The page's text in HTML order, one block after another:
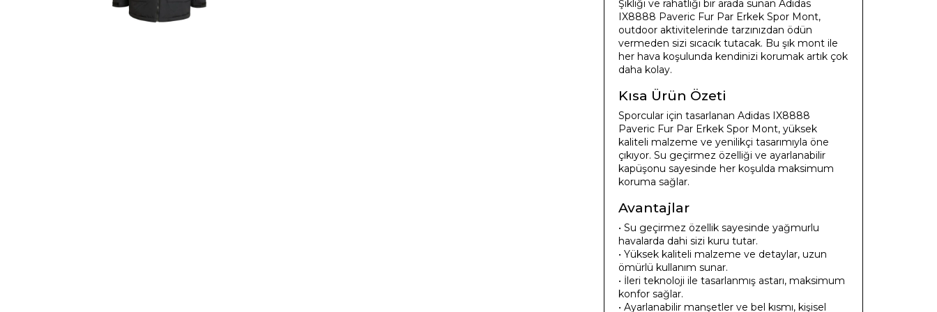
Şıklığı ve rahatlığı bir arada sunan Adidas
IX8888 Paveric Fur Par Erkek Spor Mont,
outdoor aktivitelerinde tarzınızdan ödün
vermeden sizi sıcacık tutacak. Bu şık mont ile
her hava koşulunda kendinizi korumak artık çok
daha kolay.
Kısa Ürün Özeti
Sporcular için tasarlanan Adidas IX8888
Paveric Fur Par Erkek Spor Mont, yüksek
kaliteli malzeme ve yenilikçi tasarımıyla öne
çıkıyor. Su geçirmez özelliği ve ayarlanabilir
kapüşonu sayesinde her koşulda maksimum
koruma sağlar.
Avantajlar
• Su geçirmez özellik sayesinde yağmurlu
havalarda dahi sizi kuru tutar.
• Yüksek kaliteli malzeme ve detaylar, uzun
ömürlü kullanım sunar.
• İleri teknoloji ile tasarlanmış astarı, maksimum
konfor sağlar.
• Ayarlanabilir manşetler ve bel kısmı, kişisel